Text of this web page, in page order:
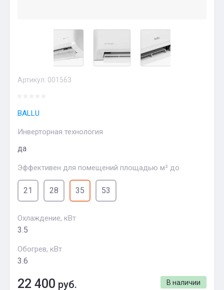
Артикул: 001563
BALLU
Инверторная технология
да
Эффективен для помещений площадью м² до
21 28 35 53
Охлаждение, кВт
3.5
Обогрев, кВт
3.6
В наличии
22 400 руб.